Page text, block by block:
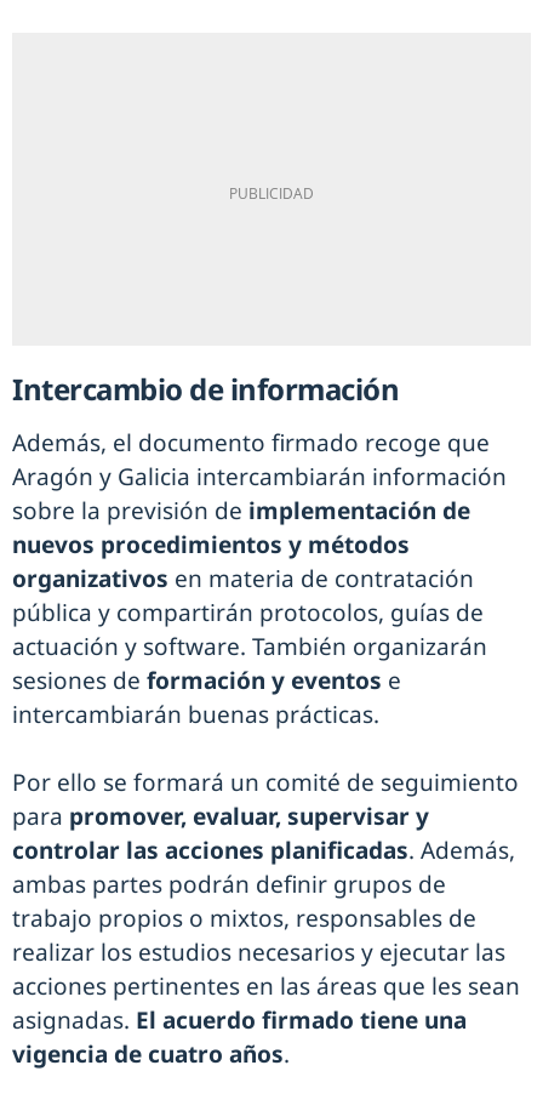
Intercambio de información
Además, el documento firmado recoge que
Aragón y Galicia intercambiarán información
sobre la previsión de implementación de
nuevos procedimientos y métodos
organizativos en materia de contratación
pública y compartirán protocolos, guías de
actuación y software. También organizarán
sesiones de formación y eventos e
intercambiarán buenas prácticas.
Por ello se formará un comité de seguimiento
para promover, evaluar, supervisar y
controlar las acciones planificadas. Además,
ambas partes podrán definir grupos de
trabajo propios o mixtos, responsables de
realizar los estudios necesarios y ejecutar las
acciones pertinentes en las áreas que les sean
asignadas. El acuerdo firmado tiene una
vigencia de cuatro años.